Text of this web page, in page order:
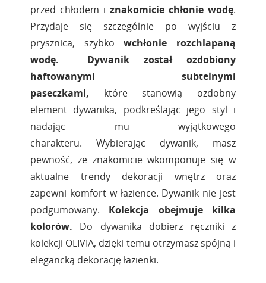
przed chłodem i znakomicie chłonie wodę.
Przydaje się szczególnie po wyjściu z
prysznica, szybkowchłonie rozchlapaną
wodę.
Dywanik został ozdobiony
haftowanymi subtelnymi
paseczkami, które stanowią ozdobny
element dywanika, podkreślając jego styl i
nadając mu wyjątkowego
charakteru. Wybierając dywanik, masz
pewność, że znakomicie wkomponuje się w
aktualne trendy dekoracji wnętrz oraz
zapewni komfort w łazience. Dywanik nie jest
podgumowany. Kolekcja obejmuje kilka
kolorów. Do dywanika dobierz ręczniki z
kolekcji OLIVIA, dzięki temu otrzymasz spójną i
elegancką dekorację łazienki.